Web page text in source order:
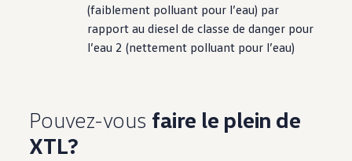
(faiblement polluant pour l’eau) par
rapport au diesel de classe de danger pour
l’eau 2 (nettement polluant pour l’eau)
Pouvez-vous faire le plein de
XTL?